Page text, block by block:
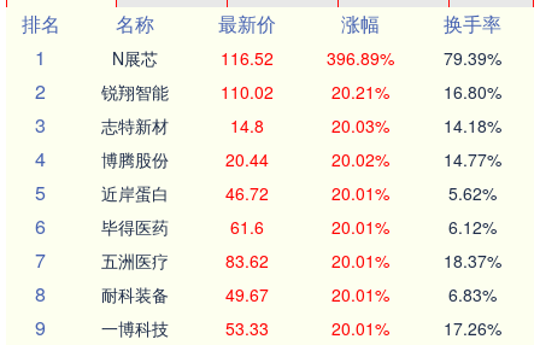
排名
名称 最新价 涨幅
换手率
1
N展芯 116.52 396.89% 79.39%
2 锐翔智能 110.02 20.21% 16.80%
3 志特新材 14.8 20.03% 14.18%
4 博腾股份 20.44 20.02% 14.77%
5 近岸蛋白 46.72 20.01% 5.62%
6 毕得医药 61.6 20.01% 6.12%
7 五洲医疗 83.62 20.01% 18.37%
8 耐科装备 49.67 20.01% 6.83%
9 一博科技 53.33 20.01% 17.26%